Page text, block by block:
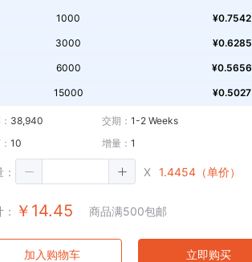
1000 ¥0.7542
3000 ¥0.6285
6000 ¥0.5656
15000 ¥0.5027
38,940 交期： 1-2 Weeks
10 增量： 1
X 1.4454（单价）
￥14.45 商品满500包邮
加入购物车 立即购买